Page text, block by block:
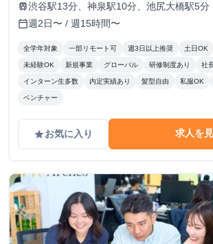
train渋谷駅13分、神泉駅10分、池尻大橋駅5分
calendar_today週2日〜 / 週15時間〜
全学年対象 一部リモート可 週3日以上推奨 土日OK
未経験OK 新規事業 グローバル 研修制度あり 社
インターン生多数 内定実績あり 髪型自由 私服OK
ベンチャー
gradeお気に入り 求人を